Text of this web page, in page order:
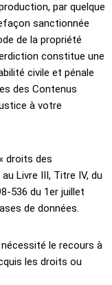
par quelque
sanctionnée
de la propriété
constitue une
civile et pénale
des Contenus
à votre
droits des
Livre III, Titre IV, du
536 du 1er juillet
de données.
le recours à
les droits ou